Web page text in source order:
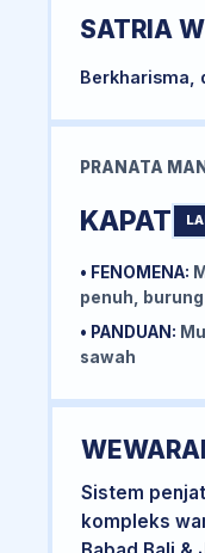
SATRIA
Berkharisma,
PRANATA
KAPAT
• FENOMENA:
penuh,
• PANDUAN:
sawah
Sistem
kompleks